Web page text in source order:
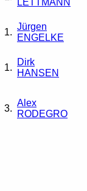
1.
Jürgen
ENGELKE
1.
Dirk
HANSEN
3.
Alex
RODEGRO